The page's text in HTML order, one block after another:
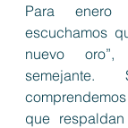
Para
escuchamos
nuevo
semejante.
que